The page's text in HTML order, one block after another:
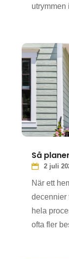
utrymmen
Så
2 juli
När ett
decennier
hela
ofta fler